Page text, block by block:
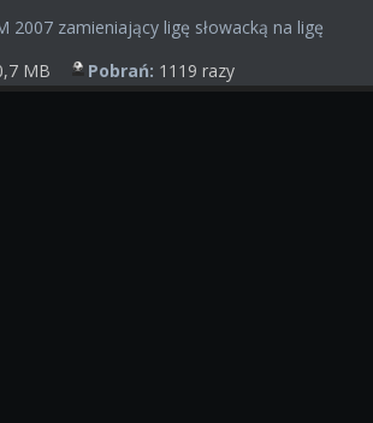
2007 zamieniający ligę słowacką na ligę
MB Pobrań: 1119 razy